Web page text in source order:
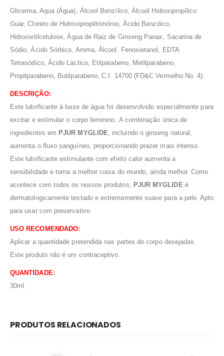
Glicerina, Aqua (Água), Álcool Benzílico, Álcool Hidroxipropílico
Guar, Cloreto de Hidroxipropiltrimónio, Ácido Benzóico,
Hidroxietilcelulose, Água de Raiz de Ginseng Panax, Sacarina de
Sódio, Ácido Sórbico, Aroma, Álcool, Fenoxietanol, EDTA
Tetrasódico, Ácido Láctico, Etilparabeno, Metilparabeno,
Propilparabeno, Butilparabeno, C.I. 14700 (FD&C Vermelho No. 4).
DESCRIÇÃO:
Este lubrificante à base de água foi desenvolvido especialmente para
excitar e estimular o corpo feminino. A combinação única de
ingredientes em PJUR MYGLIDE, incluindo o ginseng natural,
aumenta o fluxo sanguíneo, proporcionando prazer mais intenso.
Este lubrificante estimulante com efeito calor aumenta a
sensibilidade e torna a melhor coisa do mundo, ainda melhor. Como
acontece com todos os nossos produtos, PJUR MYGLIDE é
dermatologicamente testado e extremamente suave para a pele. Apto
para usar com preservativo.
USO RECOMENDADO:
Aplicar a quantidade pretendida nas partes do corpo desejadas.
Este produto não é um contraceptivo.
QUANTIDADE:
30ml.
PRODUTOS RELACIONADOS